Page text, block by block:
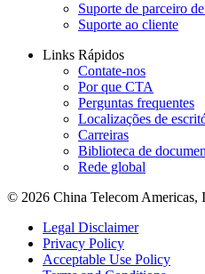
Suporte de parceiro
Suporte ao cliente
Links Rápidos
Contate-nos
Por que CTA
Perguntas frequentes
Localizações de
Carreiras
Biblioteca de
Rede global
© 2026 China Telecom Americas,
Legal Disclaimer
Privacy Policy
Acceptable Use Policy